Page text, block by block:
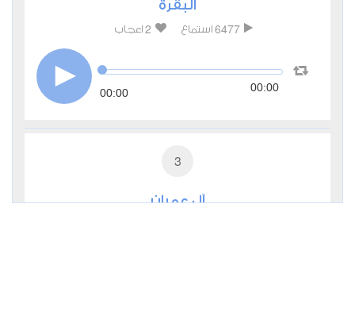
البقرة
6477 استماع 2 اعجاب
00:00 00:00
3
آل عمران